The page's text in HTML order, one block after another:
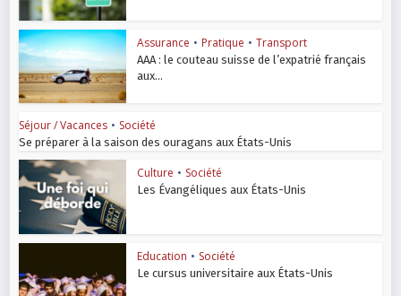
Assurance • Pratique • Transport
AAA : le couteau suisse de l’expatrié français
aux...
Séjour / Vacances • Société
Se préparer à la saison des ouragans aux États-Unis
Culture • Société
Les Évangéliques aux États-Unis
Education • Société
Le cursus universitaire aux États-Unis